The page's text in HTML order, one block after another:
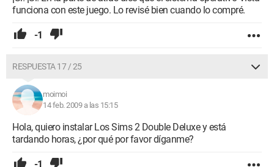
funciona con este juego. Lo revisé bien cuando lo compré.
-1
RESPUESTA 17 / 25
moimoi
14 feb. 2009 a las 15:15
Hola, quiero instalar Los Sims 2 Double Deluxe y está
tardando horas, ¿por qué por favor díganme?
-1